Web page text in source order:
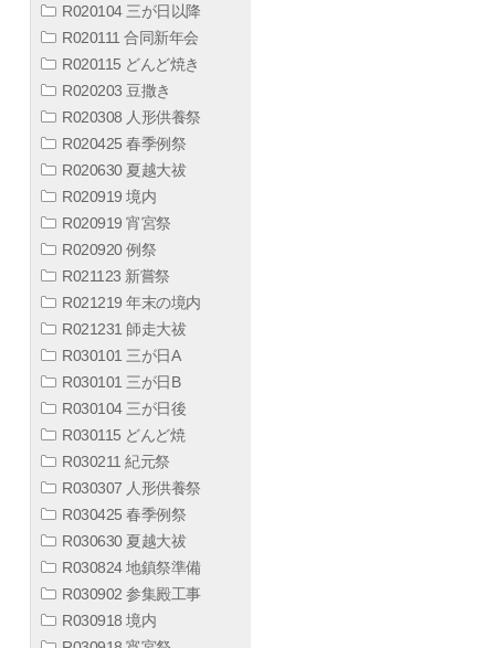
R020104 三が日以降
R020111 合同新年会
R020115 どんど焼き
R020203 豆撒き
R020308 人形供養祭
R020425 春季例祭
R020630 夏越大祓
R020919 境内
R020919 宵宮祭
R020920 例祭
R021123 新嘗祭
R021219 年末の境内
R021231 師走大祓
R030101 三が日A
R030101 三が日B
R030104 三が日後
R030115 どんど焼
R030211 紀元祭
R030307 人形供養祭
R030425 春季例祭
R030630 夏越大祓
R030824 地鎮祭準備
R030902 参集殿工事
R030918 境内